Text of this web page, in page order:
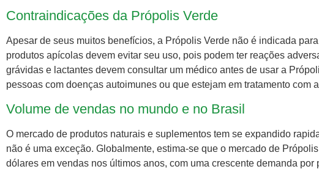
Contraindicações da Própolis Verde
Apesar de seus muitos benefícios, a Própolis Verde não é indicada
produtos apícolas devem evitar seu uso, pois podem ter reações
grávidas e lactantes devem consultar um médico antes de usar a
pessoas com doenças autoimunes ou que estejam em tratamento com
Volume de vendas no mundo e no Brasil
O mercado de produtos naturais e suplementos tem se expandido
não é uma exceção. Globalmente, estima-se que o mercado de
dólares em vendas nos últimos anos, com uma crescente demanda por